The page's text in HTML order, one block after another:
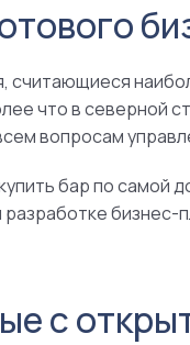
что в северной
вопросам
бар по
бизнес-
с